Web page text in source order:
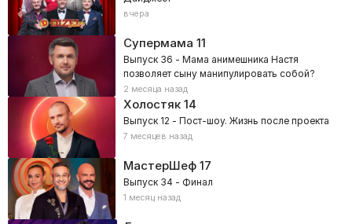
вчера
Супермама 11
Выпуск 36 - Мама анимешника Настя
позволяет сыну манипулировать собой?
2 месяца назад
Холостяк14
Выпуск 12 - Пост-шоу. Жизнь после проекта
7 месяцев назад
МастерШеф17
Выпуск 34 - Финал
1 месяц назад